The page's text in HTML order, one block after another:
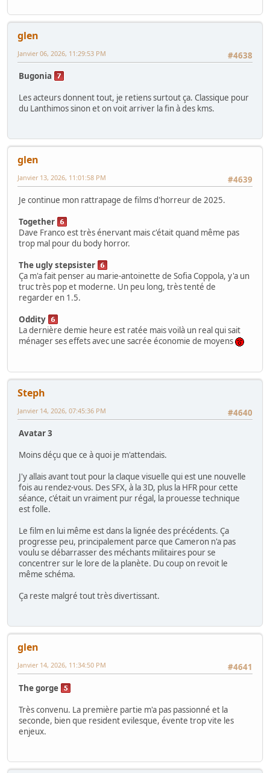
glen
#4638
Janvier 06, 2026, 11:29:53 PM
Bugonia
Les acteurs donnent tout, je retiens surtout ça. Classique pour
du Lanthimos sinon et on voit arriver la fin à des kms.
glen
#4639
Janvier 13, 2026, 11:01:58 PM
Je continue mon rattrapage de films d'horreur de 2025.
Together
Dave Franco est très énervant mais c'était quand même pas
trop mal pour du body horror.
The ugly stepsister
Ça m'a fait penser au marie-antoinette de Sofia Coppola, y'a un
truc très pop et moderne. Un peu long, très tenté de
regarder en 1.5.
Oddity
La dernière demie heure est ratée mais voilà un real qui sait
ménager ses effets avec une sacrée économie de moyens
Steph
#4640
Janvier 14, 2026, 07:45:36 PM
Avatar 3
Moins déçu que ce à quoi je m'attendais.
J'y allais avant tout pour la claque visuelle qui est une nouvelle
fois au rendez-vous. Des SFX, à la 3D, plus la HFR pour cette
séance, c'était un vraiment pur régal, la prouesse technique
est folle.
Le film en lui même est dans la lignée des précédents. Ça
progresse peu, principalement parce que Cameron n'a pas
voulu se débarrasser des méchants militaires pour se
concentrer sur le lore de la planète. Du coup on revoit le
même schéma.
Ça reste malgré tout très divertissant.
glen
#4641
Janvier 14, 2026, 11:34:50 PM
The gorge
Très convenu. La première partie m'a pas passionné et la
seconde, bien que resident evilesque, évente trop vite les
enjeux.